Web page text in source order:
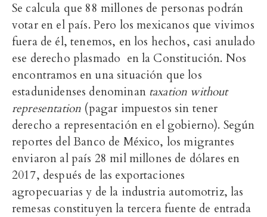
Se calcula que 88 millones de personas podrán
votar en el país. Pero los mexicanos que vivimos
fuera de él, tenemos, en los hechos, casi anulado
ese derecho plasmado en la Constitución. Nos
encontramos en una situación que los
estadunidenses denominan taxation without
representation (pagar impuestos sin tener
derecho a representación en el gobierno). Según
reportes del Banco de México, los migrantes
enviaron al país 28 mil millones de dólares en
2017, después de las exportaciones
agropecuarias y de la industria automotriz, las
remesas constituyen la tercera fuente de entrada